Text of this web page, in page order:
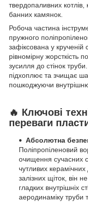
твердопаливних
банних камянок.
Робоча частина
пружного
зафіксована у крученій
рівномірну жорсткість
зусилля до стінок
підхоплює та зчищає
пошкоджуючи внутрішню
🔥 Ключові
переваги
Абсолютна
Поліпропіленовий
очищення сучасних
чутливих
залізних щіток, він
гладких внутрішніх
аеродинаміку труби